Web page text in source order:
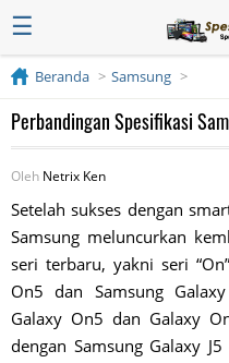
☰
Beranda Samsung
Perbandingan Spesifikasi
Oleh Netrix Ken
Setelah sukses dengan
Samsung meluncurkan
seri terbaru, yakni seri
On5 dan Samsung
Galaxy On5 dan Galaxy
dengan Samsung Galaxy